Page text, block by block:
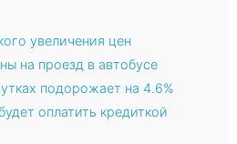
увеличения цен
на проезд в автобусе
подорожает на 4.6%
оплатить кредиткой